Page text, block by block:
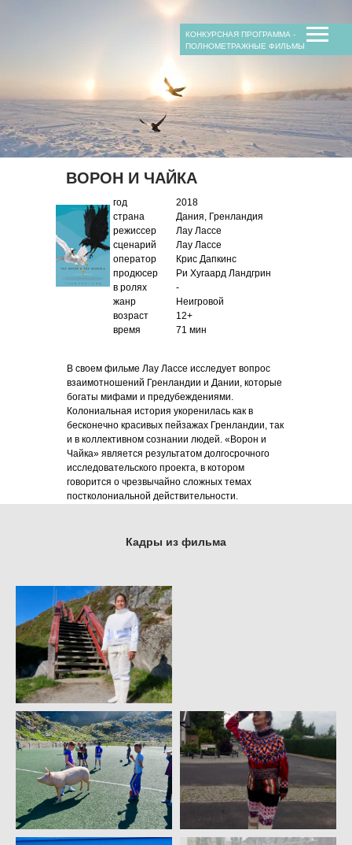
КОНКУРСНАЯ ПРОГРАММА -
ПОЛНОМЕТРАЖНЫЕ ФИЛЬМЫ
ВОРОН И ЧАЙКА
год
страна
режиссер
сценарий
оператор
продюсер
в ролях
жанр
возраст
время
2018
Дания, Гренландия
Лау Лассе
Лау Лассе
Крис Дапкинс
Ри Хугаард Ландгрин
-
Неигровой
12+
71 мин
в ролях
сопродюсеры
В своем фильме Лау Лассе исследует вопрос
взаимотношений Гренландии и Дании, которые
богаты мифами и предубеждениями.
Колониальная история укоренилась как в
бесконечно красивых пейзажах Гренландии, так
и в коллективном сознании людей. «Ворон и
Чайка» является результатом долгосрочного
исследовательского проекта, в котором
говорится о чрезвычайно сложных темах
постколониальной действительности.
Кадры из фильма